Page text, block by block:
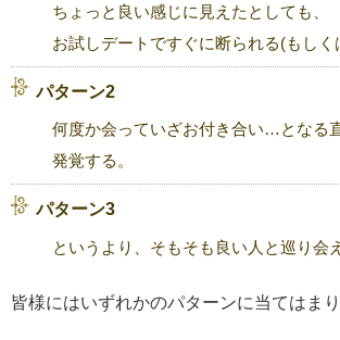
ちょっと良い感じに見えたとしても、
お試しデートですぐに断られる(もしく
パターン2
何度か会っていざお付き合い…となる
発覚する。
パターン3
というより、そもそも良い人と巡り会
皆様にはいずれかのパターンに当てはま